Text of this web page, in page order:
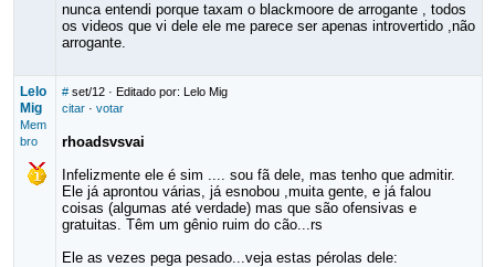
nunca entendi porque taxam o blackmoore de arrogante , todos
os videos que vi dele ele me parece ser apenas introvertido ,não
arrogante.
Lelo
Mig
Mem
bro
# set/12· Editado por: Lelo Mig
citar· votar
rhoadsvsvai
Infelizmente ele é sim .... sou fã dele, mas tenho que admitir.
Ele já aprontou várias, já esnobou ,muita gente, e já falou
coisas (algumas até verdade) mas que são ofensivas e
gratuitas. Têm um gênio ruim do cão...rs
Ele as vezes pega pesado...veja estas pérolas dele: